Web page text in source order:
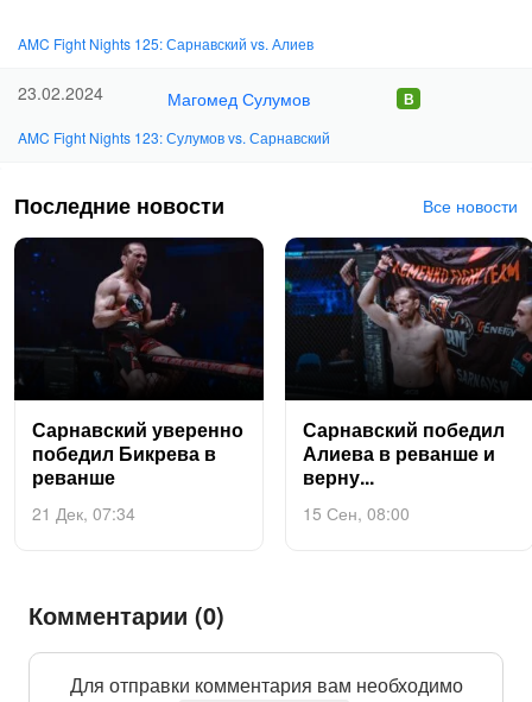
AMC Fight Nights 125: Сарнавский vs. Алиев
23.02.2024 Магомед Сулумов
AMC Fight Nights 123: Сулумов vs. Сарнавский
Последние новости Все новости
Сар­навс­кий уве­рен­но
по­бедил Бик­ре­ва в
ре­ван­ше
21 Дек, 07:34
Сар­навс­кий по­бедил
Али­ева в ре­ван­ше и
вер­ну...
15 Сен, 08:00
Комментарии (0)
Для отправки комментария вам необходимо